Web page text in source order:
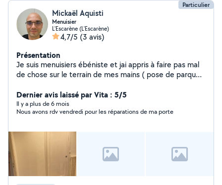
Particulier
Mickaël Aquisti
Menuisier
L'Escarène (L'Escarène)
4,7/5 (3 avis)
Présentation
Je suis menuisiers ébéniste et jai appris à faire pas mal
de chose sur le terrain de mes mains ( pose de parquet
parquet , montage de meuble style IKEA et pose de
volet roulant et fenêtre pvc , alu
Dernier avis laissé par Vita : 5/5
Il y a plus de 6 mois
Nous avons rdv vendredi pour les réparations de ma porte